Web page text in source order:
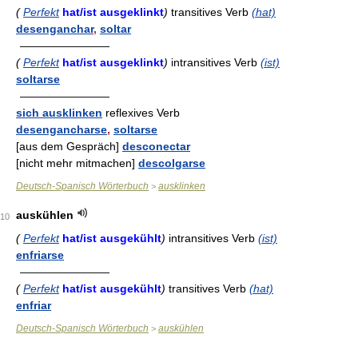
( Perfekt hat/ist ausgeklinkt) transitives Verb (hat)
desenganchar, soltar
————————
( Perfekt hat/ist ausgeklinkt) intransitives Verb (ist)
soltarse
————————
sich ausklinken reflexives Verb
desengancharse, soltarse
[aus dem Gespräch] desconectar
[nicht mehr mitmachen] descolgarse
Deutsch-Spanisch Wörterbuch > ausklinken
10
auskühlen
( Perfekt hat/ist ausgekühlt) intransitives Verb (ist)
enfriarse
————————
( Perfekt hat/ist ausgekühlt) transitives Verb (hat)
enfriar
Deutsch-Spanisch Wörterbuch > auskühlen